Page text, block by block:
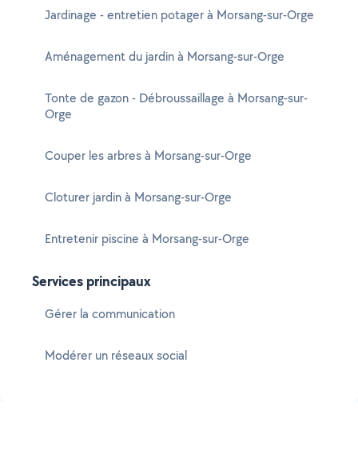
Jardinage - entretien potager à Morsang-sur-Orge
Aménagement du jardin à Morsang-sur-Orge
Tonte de gazon - Débroussaillage à Morsang-sur-
Orge
Couper les arbres à Morsang-sur-Orge
Cloturer jardin à Morsang-sur-Orge
Entretenir piscine à Morsang-sur-Orge
Services principaux
Gérer la communication
Modérer un réseaux social